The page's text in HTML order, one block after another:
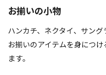
お揃いの小物
ハンカチ、ネクタイ、サン
お揃いのアイテムを身につ
ます。